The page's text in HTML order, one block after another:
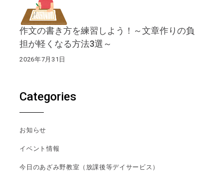
作文の書き方を練習しよう！～文章作りの負
担が軽くなる方法3選～
2026年7月31日
Categories
お知らせ
イベント情報
今日のあざみ野教室（放課後等デイサービス）